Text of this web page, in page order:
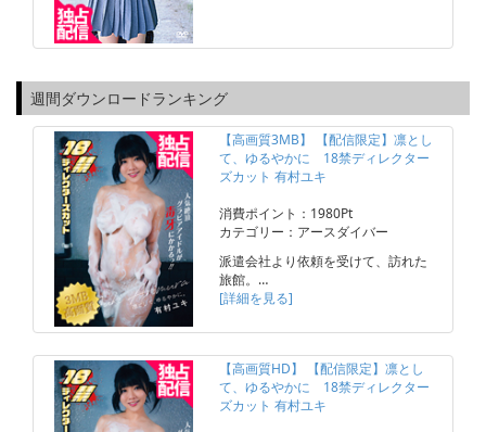
週間ダウンロードランキング
【高画質3MB】 【配信限定】凛とし
て、ゆるやかに 18禁ディレクター
ズカット 有村ユキ
消費ポイント：1980Pt
カテゴリー：アースダイバー
派遣会社より依頼を受けて、訪れた
旅館。…
[詳細を見る]
【高画質HD】 【配信限定】凛とし
て、ゆるやかに 18禁ディレクター
ズカット 有村ユキ